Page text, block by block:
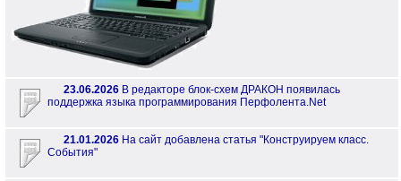
23.06.2026 В редакторе блок-схем ДРАКОН появилась
поддержка языка программирования Перфолента.Net
21.01.2026 На сайт добавлена статья "Конструируем класс.
События"